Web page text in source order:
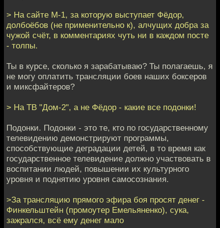
> На сайте M-1, за которую выступает Фёдор,
долбоёбов (не применительно к), алчущих добра за
чужой счёт, в комментариях чуть ни в каждом посте
- толпы.
Ты в курсе, сколько я зарабатываю? Ты полагаешь, я
не могу оплатить трансляции боев наших боксеров
и миксфайтеров?
> На ТВ "Дом-2", а не Фёдор - какие все подонки!
Подонки. Подонки - это те, кто по государственному
телевидению демонстрируют программы,
способствующие деградации детей, в то время как
государственное телевидение должно участвовать в
воспитании людей, повышении их культурного
уровня и поднятию уровня самосознания.
>За трансляцию прямого эфира боя просят денег -
Финкельштейн (промоутер Емельяненко), сука,
зажрался, всё ему денег мало